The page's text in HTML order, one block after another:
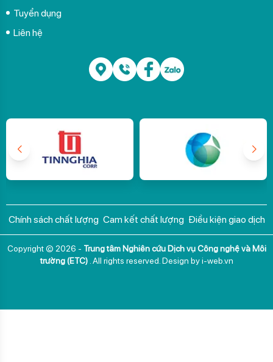
Tuyển dụng
Liên hệ
Chính sách chất lượng Cam kết chất lượng Điều kiện giao dịch
Copyright © 2026 - Trung tâm Nghiên cứu Dịch vụ Công nghệ và Môi
trường (ETC). All rights reserved. Design by i-web.vn